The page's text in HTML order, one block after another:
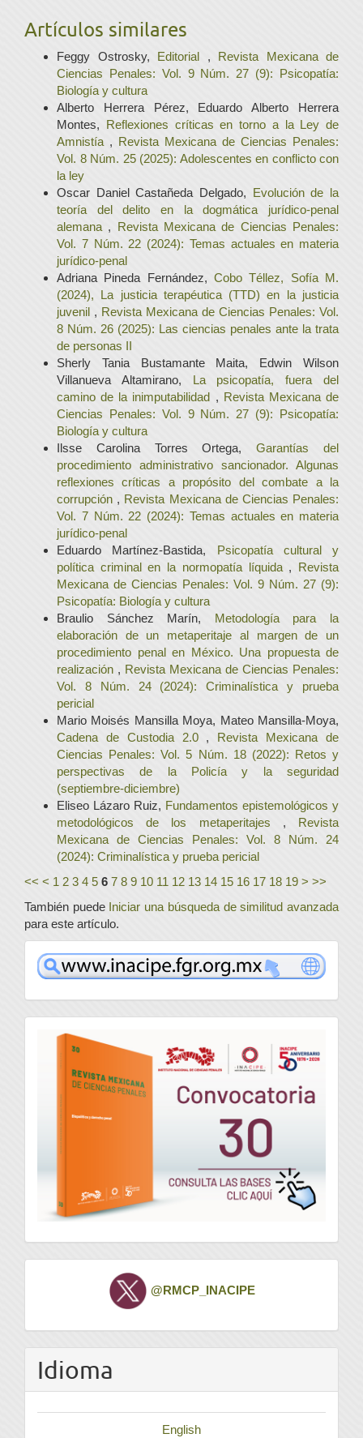
Artículos similares
Feggy Ostrosky, Editorial , Revista Mexicana de
Ciencias Penales: Vol. 9 Núm. 27 (9): Psicopatía:
Biología y cultura
Alberto Herrera Pérez, Eduardo Alberto Herrera
Montes, Reflexiones críticas en torno a la Ley de
Amnistía , Revista Mexicana de Ciencias Penales:
Vol. 8 Núm. 25 (2025): Adolescentes en conflicto con
la ley
Oscar Daniel Castañeda Delgado, Evolución de la
teoría del delito en la dogmática jurídico-penal
alemana , Revista Mexicana de Ciencias Penales:
Vol. 7 Núm. 22 (2024): Temas actuales en materia
jurídico-penal
Adriana Pineda Fernández, Cobo Téllez, Sofía M.
(2024), La justicia terapéutica (TTD) en la justicia
juvenil , Revista Mexicana de Ciencias Penales: Vol.
8 Núm. 26 (2025): Las ciencias penales ante la trata
de personas II
Sherly Tania Bustamante Maita, Edwin Wilson
Villanueva Altamirano, La psicopatía, fuera del
camino de la inimputabilidad , Revista Mexicana de
Ciencias Penales: Vol. 9 Núm. 27 (9): Psicopatía:
Biología y cultura
Ilsse Carolina Torres Ortega,Garantías del
procedimiento administrativo sancionador. Algunas
reflexiones críticas a propósito del combate a la
corrupción , Revista Mexicana de Ciencias Penales:
Vol. 7 Núm. 22 (2024): Temas actuales en materia
jurídico-penal
Eduardo Martínez-Bastida, Psicopatía cultural y
política criminal en la normopatía líquida , Revista
Mexicana de Ciencias Penales: Vol. 9 Núm. 27 (9):
Psicopatía: Biología y cultura
Braulio Sánchez Marín, Metodología para la
elaboración de un metaperitaje al margen de un
procedimiento penal en México. Una propuesta de
realización , Revista Mexicana de Ciencias Penales:
Vol. 8 Núm. 24 (2024): Criminalística y prueba
pericial
Mario Moisés Mansilla Moya, Mateo Mansilla-Moya,
Cadena de Custodia 2.0 , Revista Mexicana de
Ciencias Penales: Vol. 5 Núm. 18 (2022): Retos y
perspectivas de la Policía y la seguridad
(septiembre-diciembre)
Eliseo Lázaro Ruiz, Fundamentos epistemológicos y
metodológicos de los metaperitajes , Revista
Mexicana de Ciencias Penales: Vol. 8 Núm. 24
(2024): Criminalística y prueba pericial
<< < 1 2 3 4 5 6 7 8 9 10 11 12 13 14 15 16 17 18 19 > >>
También puede Iniciar una búsqueda de similitud avanzada
para este artículo.
www
convocatoria
Twitter @RMCP_INACIPE
Idioma
English